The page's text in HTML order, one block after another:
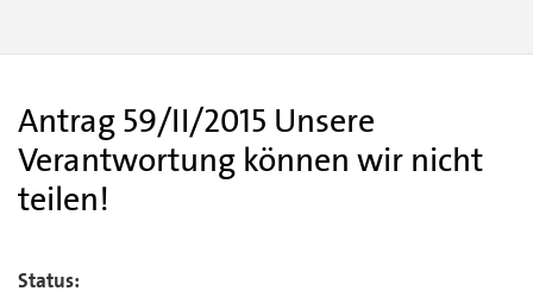
Antrag 59/II/2015 Unsere
Verantwortung können wir nicht
teilen!
Status: